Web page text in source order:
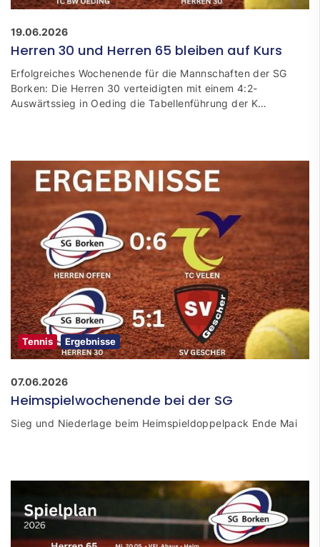
19.06.2026
Herren 30 und Herren 65 bleiben auf Kurs
Erfolgreiches Wochenende für die Mannschaften der SG
Borken: Die Herren 30 verteidigten mit einem 4:2-
Auswärtssieg in Oeding die Tabellenführung der K…
Tennis Ergebnisse
07.06.2026
Heimspielwochenende bei der SG
Sieg und Niederlage beim Heimspieldoppelpack Ende Mai